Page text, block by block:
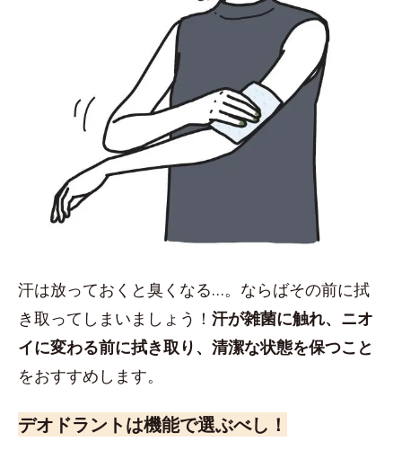
汗は放っておくと臭くなる…。ならばその前に拭
き取ってしまいましょう！ 汗が雑菌に触れ、ニオ
イに変わる前に拭き取り、清潔な状態を保つこと
をおすすめします。
デオドラントは機能で選ぶべし！